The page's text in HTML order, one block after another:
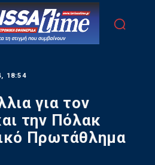
18:54
για τον
την Πόλακ
Πρωτάθλημα